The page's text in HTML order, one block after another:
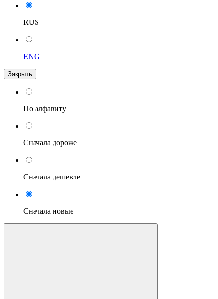
RUS
ENG
Закрыть
По алфавиту
Сначала дороже
Сначала дешевле
Сначала новые